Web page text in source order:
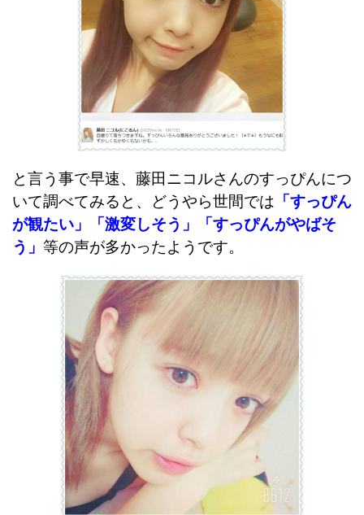
と言う事で早速、藤田ニコルさんのすっぴんにつ
いて調べてみると、どうやら世間では 「すっぴん
が観たい」「激変しそう」「すっぴんがやばそ
う」 等の声が多かったようです。